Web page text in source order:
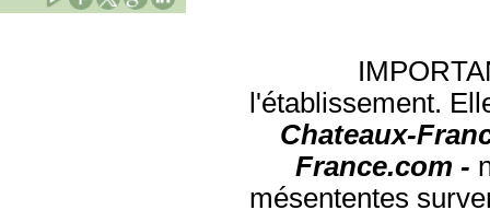
l'établissement.
Chateaux-
France.com -
mésententes